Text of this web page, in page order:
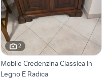
2
Mobile Credenzina Classica In
Legno E Radica